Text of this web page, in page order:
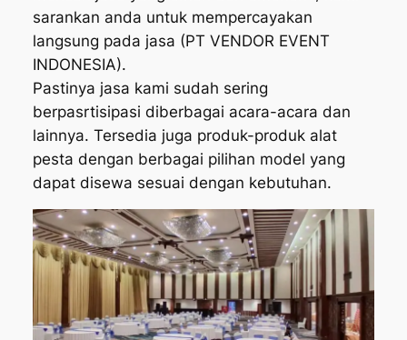
sarankan anda untuk mempercayakan
langsung pada jasa (PT VENDOR EVENT
INDONESIA).
Pastinya jasa kami sudah sering
berpasrtisipasi diberbagai acara-acara dan
lainnya. Tersedia juga produk-produk alat
pesta dengan berbagai pilihan model yang
dapat disewa sesuai dengan kebutuhan.